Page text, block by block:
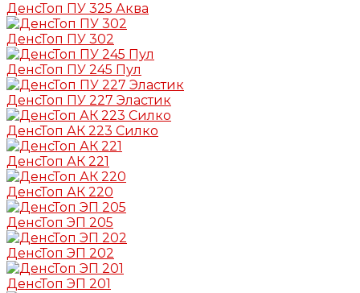
ДенсТоп ПУ 325 Аква
ДенсТоп ПУ 302
ДенсТоп ПУ 245 Пул
ДенсТоп ПУ 227 Эластик
ДенсТоп АК 223 Силко
ДенсТоп АК 221
ДенсТоп АК 220
ДенсТоп ЭП 205
ДенсТоп ЭП 202
ДенсТоп ЭП 201